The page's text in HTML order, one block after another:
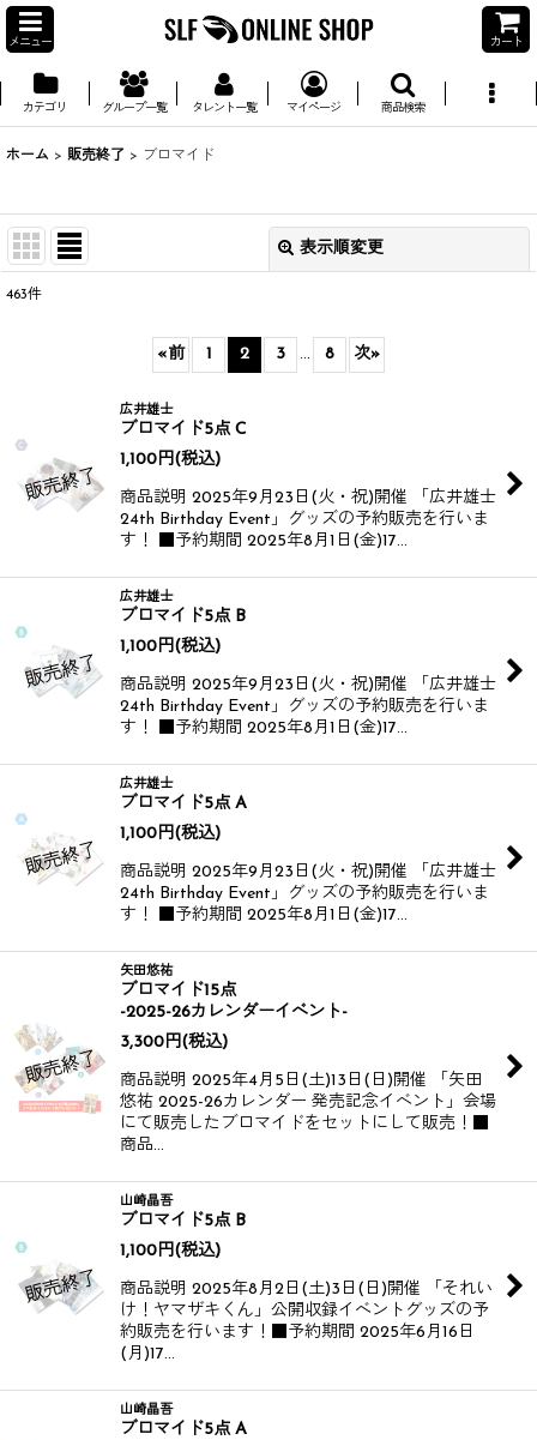
メニュー カート
カテゴリ グループ一覧 タレント一覧 マイページ 商品検索
ホーム > 販売終了 > ブロマイド
表示順変更
463件
«前 1 2 3 ... 8 次»
広井雄士
ブロマイド5点 C
1,100 円(税込)
商品説明 2025年9月23日(火・祝)開催 「広井雄士
24th Birthday Event」グッズの予約販売を行いま
す！ ■予約期間 2025年8月1日(金)17…
広井雄士
ブロマイド5点 B
1,100 円(税込)
商品説明 2025年9月23日(火・祝)開催 「広井雄士
24th Birthday Event」グッズの予約販売を行いま
す！ ■予約期間 2025年8月1日(金)17…
広井雄士
ブロマイド5点 A
1,100 円(税込)
商品説明 2025年9月23日(火・祝)開催 「広井雄士
24th Birthday Event」グッズの予約販売を行いま
す！ ■予約期間 2025年8月1日(金)17…
矢田悠祐
ブロマイド15点
-2025-26カレンダーイベント-
3,300 円(税込)
商品説明 2025年4月5日(土)13日(日)開催 「矢田
悠祐 2025-26カレンダー 発売記念イベント」会場
にて販売したブロマイドをセットにして販売！​​​​ ■
商品…
山崎晶吾
ブロマイド5点 B
1,100 円(税込)
商品説明 2025年8月2日(土)3日(日)開催 「それい
け！ヤマザキくん」公開収録イベントグッズの予
約販売を行います！​​ ■予約期間 2025年6月16日
(月)17…
山崎晶吾
ブロマイド5点 A